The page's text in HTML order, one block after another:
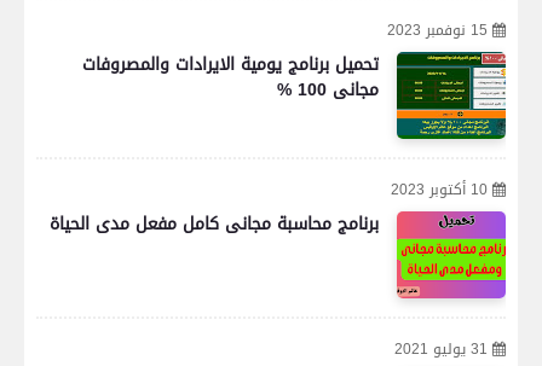
15 نوفمبر 2023
تحميل برنامج يومية الايرادات والمصروفات
مجانى 100 %
10 أكتوبر 2023
برنامج محاسبة مجانى كامل مفعل مدى الحياة
31 يوليو 2021